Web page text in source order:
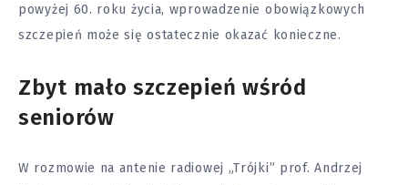
powyżej 60. roku życia, wprowadzenie obowiązkowych
szczepień może się ostatecznie okazać konieczne.
Zbyt mało szczepień wśród
seniorów
W rozmowie na antenie radiowej „Trójki” prof. Andrzej